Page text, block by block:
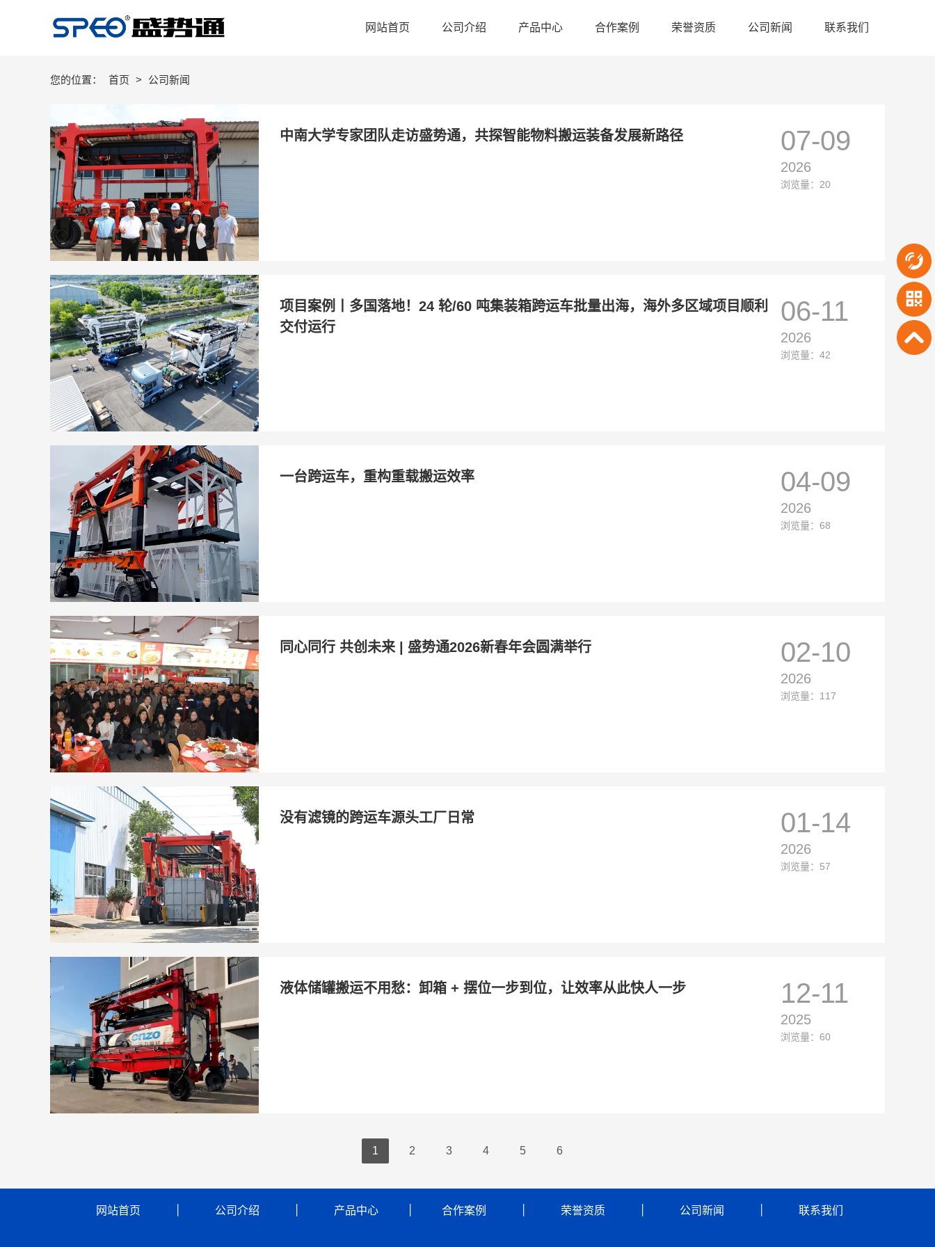
网站首页 公司介绍 产品中心 合作案例 荣誉资质 公司新闻 联系我们
您的位置： 首页 > 公司新闻
07-09
2026
浏览量：20
中南大学专家团队走访盛势通，共探智能物料搬运装备发展新路径
06-11
2026
浏览量：42
项目案例丨多国落地！24 轮/60 吨集装箱跨运车批量出海，海外多区域项目顺利
交付运行
04-09
2026
浏览量：68
一台跨运车，重构重载搬运效率
02-10
2026
浏览量：117
同心同行 共创未来 | 盛势通2026新春年会圆满举行
01-14
2026
浏览量：57
没有滤镜的跨运车源头工厂日常
12-11
2025
浏览量：60
液体储罐搬运不用愁：卸箱 + 摆位一步到位，让效率从此快人一步
1 2 3 4 5 6
网站首页 公司介绍 产品中心
          │
合作案例 荣誉资质
            │
公司新闻 联系我们